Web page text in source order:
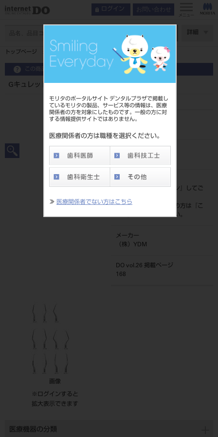
モリタのポータルサイト デンタルプラザで掲載し
ているモリタの製品、サービス等の情報は、医療
関係者の方を対象にしたものです。一般の方に対
する情報提供サイトではありません。
医療関係者の方は職種を選択ください。
≫ 医療関係者でない方はこちら
ログイン お問い合わせ
メニュー
詳細
トップページ Gキュレット ポイント式 ミニ ＃G12 3入
この商品に関するお問い合わせ
Gキュレット ポイント式 ミニ ＃G12 3入
品目コード
4963931233328
標準価格
価格の確認は『ログイン
』してご
ネット会員登録がまだの方は『
こ
ちら』より登録ください。
メーカー
（株）YDM
DO vol.26 掲載ページ
168
画像
※ログインすると
拡大表示できます
医療機器の分類